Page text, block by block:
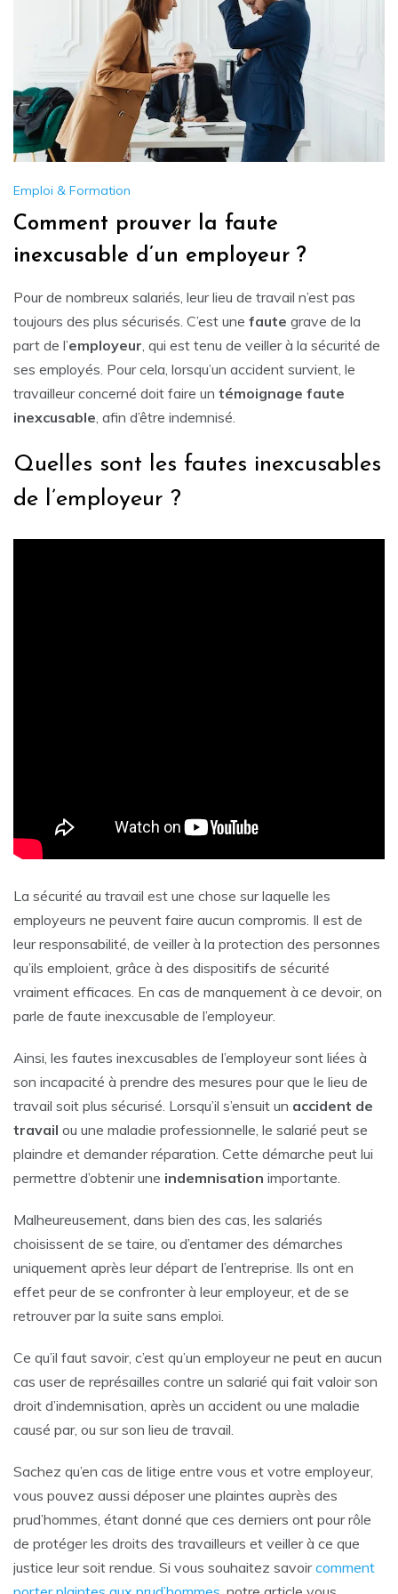
Emploi & Formation
Comment prouver la faute
inexcusable d’un employeur ?
Pour de nombreux salariés, leur lieu de travail n’est pas
toujours des plus sécurisés. C’est une faute grave de la
part de l’employeur , qui est tenu de veiller à la sécurité de
ses employés. Pour cela, lorsqu’un accident survient, le
travailleur concerné doit faire un témoignage faute
inexcusable , afin d’être indemnisé.
Quelles sont les fautes inexcusables
de l’employeur ?
La sécurité au travail est une chose sur laquelle les
employeurs ne peuvent faire aucun compromis. Il est de
leur responsabilité, de veiller à la protection des personnes
qu’ils emploient, grâce à des dispositifs de sécurité
vraiment efficaces. En cas de manquement à ce devoir, on
parle de faute inexcusable de l’employeur.
Ainsi, les fautes inexcusables de l’employeur sont liées à
son incapacité à prendre des mesures pour que le lieu de
travail soit plus sécurisé. Lorsqu’il s’ensuit un accident de
travail ou une maladie professionnelle, le salarié peut se
plaindre et demander réparation. Cette démarche peut lui
permettre d’obtenir une indemnisation importante.
Malheureusement, dans bien des cas, les salariés
choisissent de se taire, ou d’entamer des démarches
uniquement après leur départ de l’entreprise. Ils ont en
effet peur de se confronter à leur employeur, et de se
retrouver par la suite sans emploi.
Ce qu’il faut savoir, c’est qu’un employeur ne peut en aucun
cas user de représailles contre un salarié qui fait valoir son
droit d’indemnisation, après un accident ou une maladie
causé par, ou sur son lieu de travail.
Sachez qu’en cas de litige entre vous et votre employeur,
vous pouvez aussi déposer une plaintes auprès des
prud’hommes, étant donné que ces derniers ont pour rôle
de protéger les droits des travailleurs et veiller à ce que
justice leur soit rendue. Si vous souhaitez savoircomment